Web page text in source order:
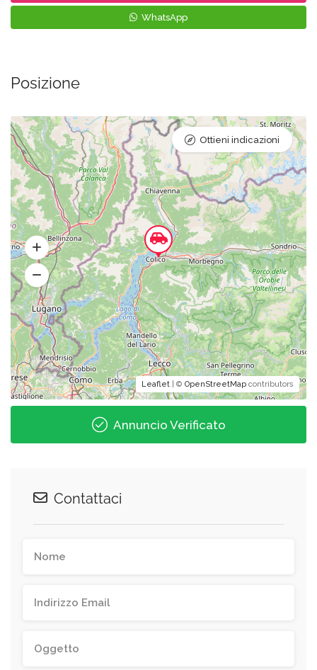
WhatsApp
Posizione
Leaflet | © OpenStreetMap contributors
Ottieni indicazioni
Annuncio Verificato
Contattaci